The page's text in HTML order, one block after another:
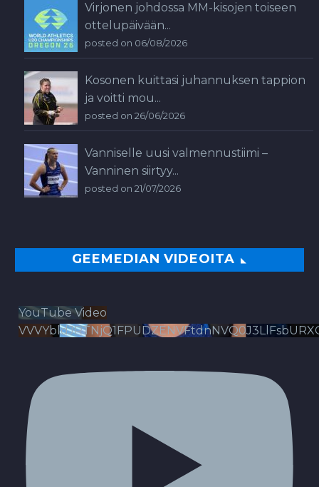
Virjonen johdossa MM-kisojen toiseen
ottelupäivään...
posted on 06/08/2026
Kosonen kuittasi juhannuksen tappion
ja voitti mou...
posted on 26/06/2026
Vanniselle uusi valmennustiimi –
Vanninen siirtyy...
posted on 21/07/2026
GEEMEDIAN VIDEOITA
YouTube Video